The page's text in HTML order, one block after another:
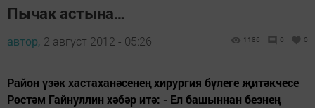
Пычак астына…
автор, 2 август 2012 - 05:26 1186 0 0
Район үзәк хастаханәсенең хирургия бүлеге җитәкчесе
Рөстәм Гайнуллин хәбәр итә: - Ел башыннан безнең